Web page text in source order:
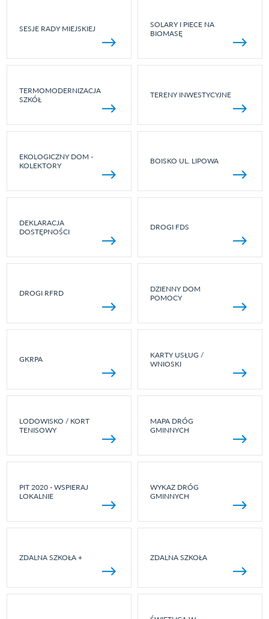
SESJE RADY MIEJSKIEJ
SOLARY I PIECE NA
BIOMASĘ
TERMOMODERNIZACJA
SZKÓŁ
TERENY INWESTYCYJNE
EKOLOGICZNY DOM -
KOLEKTORY
BOISKO UL. LIPOWA
DEKLARACJA
DOSTĘPNOŚCI
DROGI FDS
DROGI RFRD
DZIENNY DOM
POMOCY
GKRPA
KARTY USŁUG /
WNIOSKI
LODOWISKO / KORT
TENISOWY
MAPA DRÓG
GMINNYCH
PIT 2020 - WSPIERAJ
LOKALNIE
WYKAZ DRÓG
GMINNYCH
ZDALNA SZKOŁA + ZDALNA SZKOŁA